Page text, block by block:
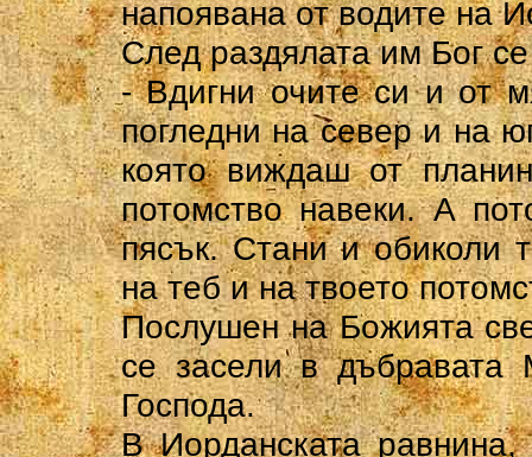
напоявана от водите на
След раздялата им Бог
- Вдигни очите си и от
погледни на север и на
която виждаш от
потомство навеки. А
пясък. Стани и обиколи
на теб и на твоето
Послушен на Божията
се засели в дъбравата
Господа.
В Иорданската